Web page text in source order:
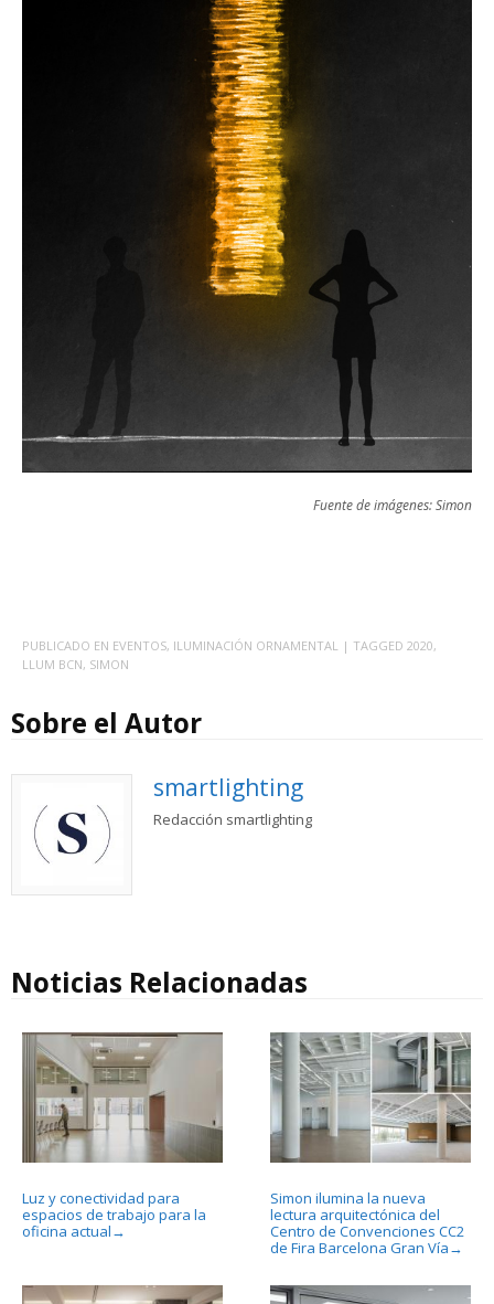
Fuente de imágenes: Simon
PUBLICADO EN EVENTOS, ILUMINACIÓN ORNAMENTAL | TAGGED 2020,
LLUM BCN, SIMON
Sobre el Autor
smartlighting
Redacción smartlighting
Noticias Relacionadas
Luz y conectividad para
espacios de trabajo para la
oficina actual →
Simon ilumina la nueva
lectura arquitectónica del
Centro de Convenciones CC2
de Fira Barcelona Gran Vía →